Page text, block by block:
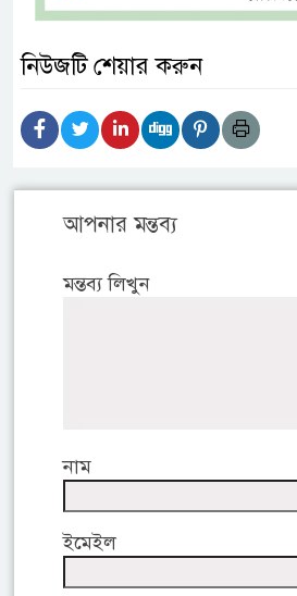
নিউজটি শেয়ার করুন
আপনার মন্তব্য
মন্তব্য লিখুন
নাম
ইমেইল